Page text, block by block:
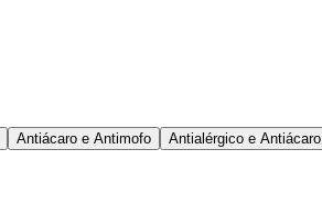
Antiácaro e Antimofo Antialérgico e Antiácaro